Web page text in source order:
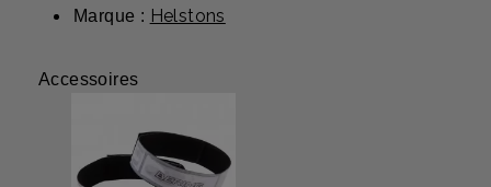
Marque : Helstons
Accessoires